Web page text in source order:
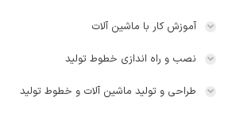
آموزش کار با ماشین آلات
نصب و راه اندازی خطوط تولید
طراحی و تولید ماشین آلات و خطوط تولید